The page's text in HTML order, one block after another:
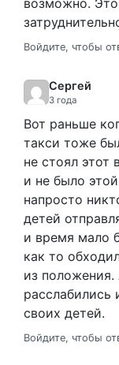
Войдите, чтобы
Сергей
3 года
Вот раньше
такси тоже
не стоял этот
и не было
напросто
детей
и время мало
как то
из
расслабились
своих детей.
Войдите, чтобы